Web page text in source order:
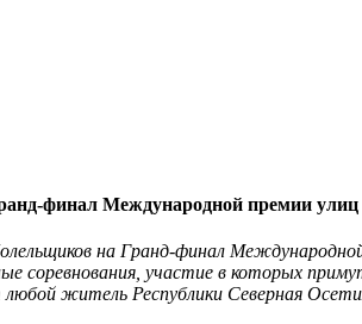
финал Международной премии
на Гранд-финал
участие в которых
житель Республики Северная